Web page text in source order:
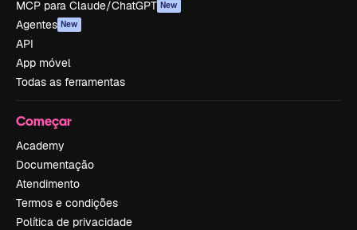
MCP para Claude/ChatGPT New
Agentes New
API
App móvel
Todas as ferramentas
Começar
Academy
Documentação
Atendimento
Termos e condições
Política de privacidade